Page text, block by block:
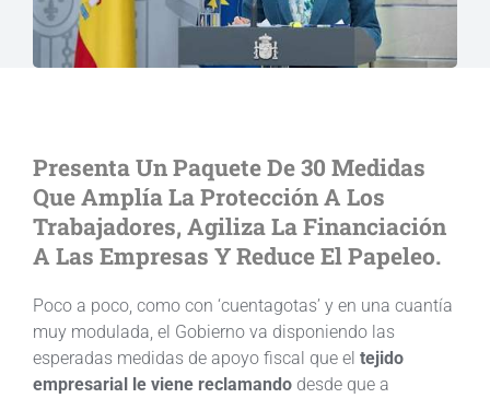
Presenta Un Paquete De 30 Medidas
Que Amplía La Protección A Los
Trabajadores, Agiliza La Financiación
A Las Empresas Y Reduce El Papeleo.
Poco a poco, como con ‘cuentagotas’ y en una cuantía
muy modulada, el Gobierno va disponiendo las
esperadas medidas de apoyo fiscal que el tejido
empresarial le viene reclamando desde que a